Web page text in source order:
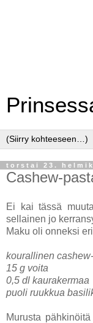
torstai 23.
Cashew-
Ei kai tässä
sellainen jo
Maku oli onneksi
kourallinen
15 g voita
0,5 dl kaurakermaa
puoli ruukkua
Murusta